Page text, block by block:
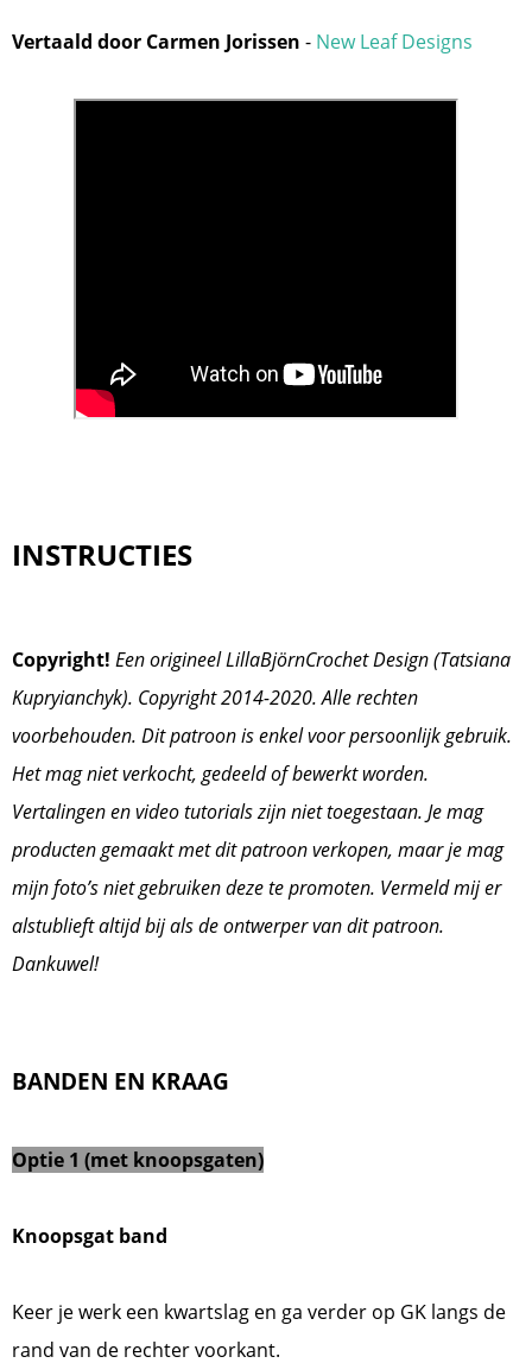
Vertaald door Carmen Jorissen - New Leaf Designs
INSTRUCTIES
Copyright! Een origineel LillaBjörnCrochet Design (Tatsiana
Kupryianchyk). Copyright 2014-2020. Alle rechten
voorbehouden. Dit patroon is enkel voor persoonlijk gebruik.
Het mag niet verkocht, gedeeld of bewerkt worden.
Vertalingen en video tutorials zijn niet toegestaan. Je mag
producten gemaakt met dit patroon verkopen, maar je mag
mijn foto’s niet gebruiken deze te promoten. Vermeld mij er
alstublieft altijd bij als de ontwerper van dit patroon.
Dankuwel!
BANDEN EN KRAAG
Optie 1 (met knoopsgaten)
Knoopsgat band
Keer je werk een kwartslag en ga verder op GK langs de
rand van de rechter voorkant.